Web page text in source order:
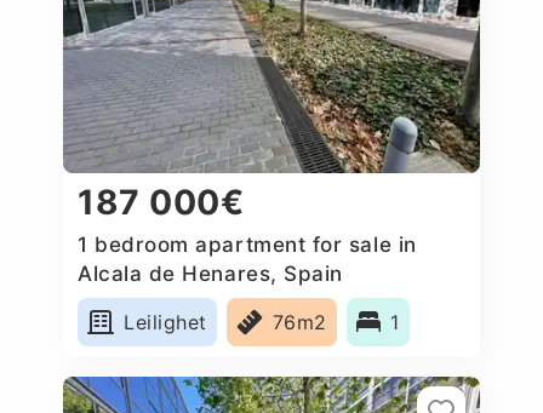
187 000€
1 bedroom apartment for sale in
Alcala de Henares, Spain
Leilighet
76m2 1